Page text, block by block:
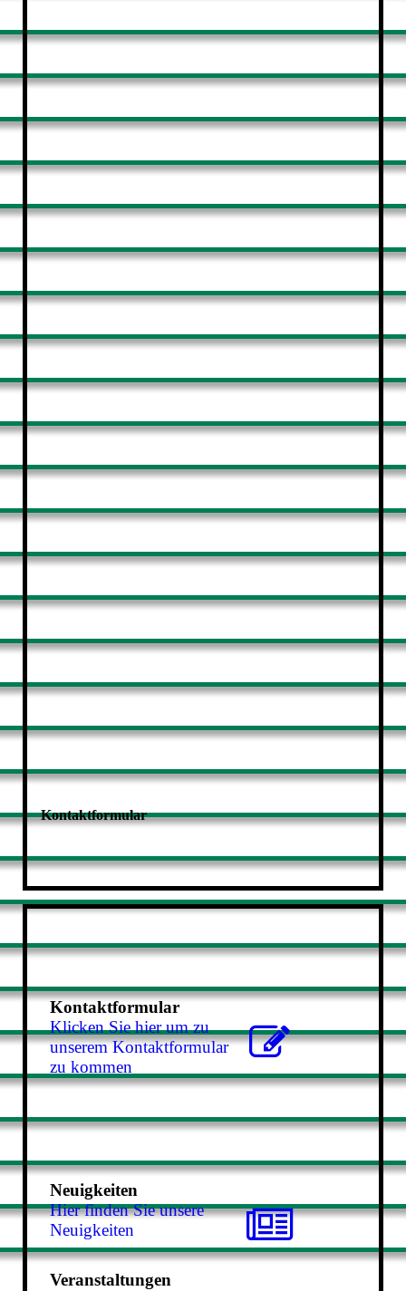
Kontaktformular
Kontaktformular
Klicken Sie hier um zu
unserem Kon­takt­for­mu­lar
zu kommen
Neuigkeiten
Hier finden Sie unsere
Neuigkeiten
Veranstaltungen